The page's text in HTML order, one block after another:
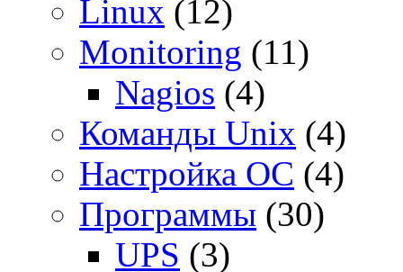
Linux (12)
Monitoring (11)
Nagios (4)
Команды Unix (4)
Настройка ОС (4)
Программы (30)
UPS (3)